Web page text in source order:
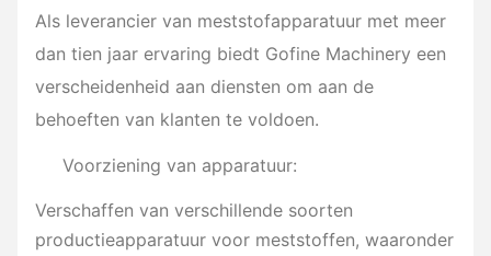
Als leverancier van meststofapparatuur met meer
dan tien jaar ervaring biedt Gofine Machinery een
verscheidenheid aan diensten om aan de
behoeften van klanten te voldoen.
Voorziening van apparatuur:
Verschaffen van verschillende soorten
productieapparatuur voor meststoffen, waaronder